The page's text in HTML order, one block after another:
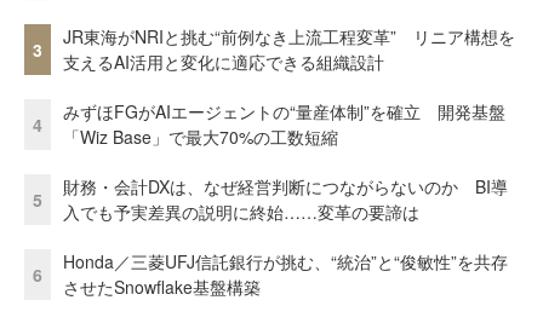
3
JR東海がNRIと挑む“前例なき上流工程変革” リニア構想を
支えるAI活用と変化に適応できる組織設計
4
みずほFGがAIエージェントの“量産体制”を確立 開発基盤
「Wiz Base」で最大70%の工数短縮
5
財務・会計DXは、なぜ経営判断につながらないのか BI導
入でも予実差異の説明に終始……変革の要諦は
6
Honda／三菱UFJ信託銀行が挑む、“統治”と“俊敏性”を共存
させたSnowflake基盤構築